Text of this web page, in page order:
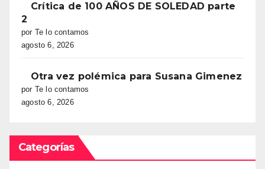
Crítica de 100 AÑOS DE SOLEDAD parte
2
por Te lo contamos
agosto 6, 2026
Otra vez polémica para Susana Gimenez
por Te lo contamos
agosto 6, 2026
Categorías